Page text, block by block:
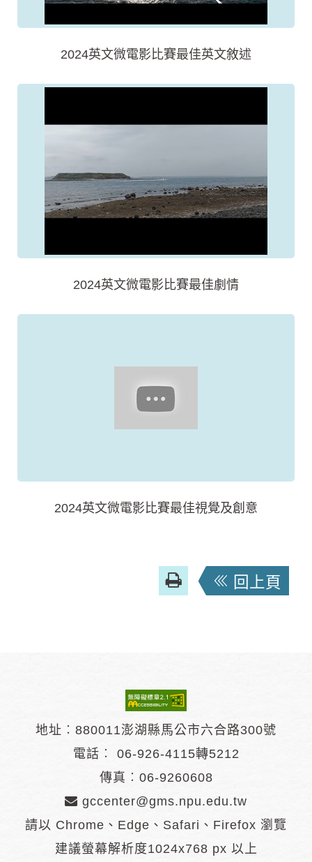
2024英文微電影比賽最佳英文敘述
2024英文微電影比賽最佳劇情
2024英文微電影比賽最佳視覺及創意
友
善
回上頁
地址︰880011澎湖縣馬公市六合路300號
電話︰ 06-926-4115轉5212
傳真︰06-9260608
gccenter@gms.npu.edu.tw
請以 Chrome、Edge、Safari、Firefox 瀏覽
建議螢幕解析度1024x768 px 以上